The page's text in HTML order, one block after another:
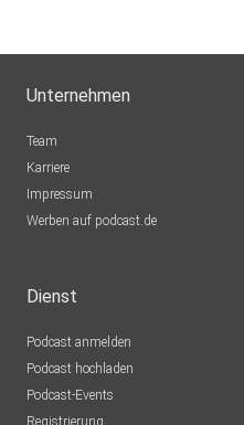
Unternehmen
Team
Karriere
Impressum
Werben auf podcast.de
Dienst
Podcast anmelden
Podcast hochladen
Podcast-Events
Registrierung